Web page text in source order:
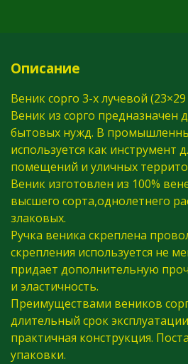
Описание
Веник сорго 3-хлучевой (23×29
Веник из сорго предназначен
бытовых нужд. В
используется как инструмент
помещений и уличных
Веник изготовлен из 100%
высшего сорта,однолетнего
злаковых.
Ручка веника скреплена
скрепления используется не
придает дополнительную
и эластичность.
Преимуществами веников
длительный срок
практичная конструкция.
упаковки.